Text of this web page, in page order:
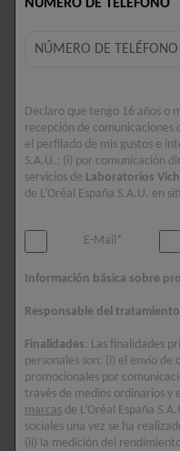
luminosa y visiblemente
LIFTACTIV
NÚMERO DE TELÉFONO
Declaro que tengo 16 años o
recepción de comunicaciones
el perfilado de mis gustos e
S.A.U.: (i) por comunicación
servicios de Laboratorios
de L’Oréal España S.A.U. en
E-Mail*
Información básica sobre
Responsable del tratamiento
Finalidades: Las finalidades
personales son: (i) el envío de
promocionales por
través de medios ordinarios y
marcas de L’Oréal España
sociales una vez se ha
(ii) la medición del